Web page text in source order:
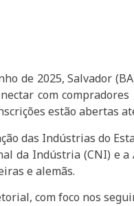
de 2025, Salvador
com
estão abertas
das Indústrias do
da Indústria (CNI) e
e alemãs.
com foco nos